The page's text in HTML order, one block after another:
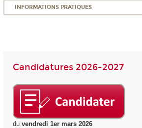
INFORMATIONS PRATIQUES
Candidatures 2026-2027
du vendredi 1er mars 2026